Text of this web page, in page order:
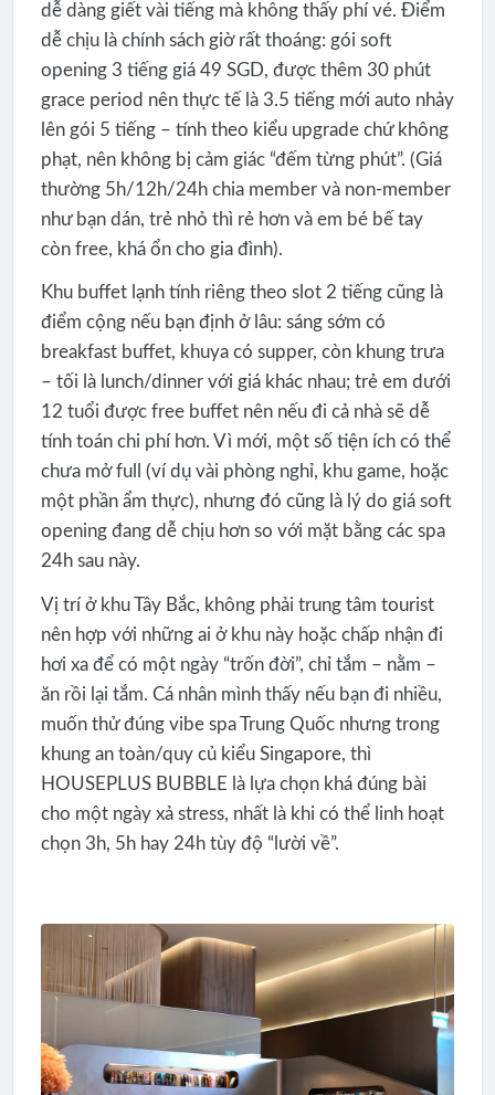
dễ dàng giết vài tiếng mà không thấy phí vé. Điểm
dễ chịu là chính sách giờ rất thoáng: gói soft
opening 3 tiếng giá 49 SGD, được thêm 30 phút
grace period nên thực tế là 3.5 tiếng mới auto nhảy
lên gói 5 tiếng – tính theo kiểu upgrade chứ không
phạt, nên không bị cảm giác “đếm từng phút”. (Giá
thường 5h/12h/24h chia member và non-member
như bạn dán, trẻ nhỏ thì rẻ hơn và em bé bế tay
còn free, khá ổn cho gia đình).
Khu buffet lạnh tính riêng theo slot 2 tiếng cũng là
điểm cộng nếu bạn định ở lâu: sáng sớm có
breakfast buffet, khuya có supper, còn khung trưa
– tối là lunch/dinner với giá khác nhau; trẻ em dưới
12 tuổi được free buffet nên nếu đi cả nhà sẽ dễ
tính toán chi phí hơn. Vì mới, một số tiện ích có thể
chưa mở full (ví dụ vài phòng nghỉ, khu game, hoặc
một phần ẩm thực), nhưng đó cũng là lý do giá soft
opening đang dễ chịu hơn so với mặt bằng các spa
24h sau này.
Vị trí ở khu Tây Bắc, không phải trung tâm tourist
nên hợp với những ai ở khu này hoặc chấp nhận đi
hơi xa để có một ngày “trốn đời”, chỉ tắm – nằm –
ăn rồi lại tắm. Cá nhân mình thấy nếu bạn đi nhiều,
muốn thử đúng vibe spa Trung Quốc nhưng trong
khung an toàn/quy củ kiểu Singapore, thì
HOUSEPLUS BUBBLE là lựa chọn khá đúng bài
cho một ngày xả stress, nhất là khi có thể linh hoạt
chọn 3h, 5h hay 24h tùy độ “lười về”.